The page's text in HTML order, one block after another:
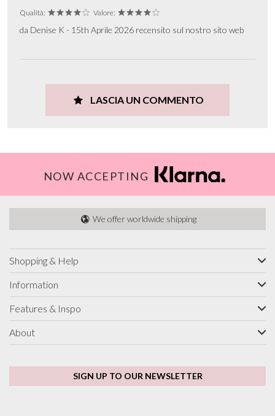
Qualità: Valore:
da Denise K - 15th Aprile 2026 recensito sul nostro sito web
LASCIA UN COMMENTO
NOW ACCEPTING
We offer worldwide shipping
Shopping & Help
Information
Features & Inspo
About
SIGN UP TO OUR NEWSLETTER